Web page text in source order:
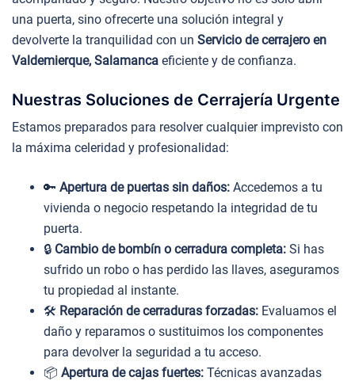
una puerta, sino ofrecerte una solución integral y
devolverte la tranquilidad con un Servicio de cerrajero en
Valdemierque, Salamanca eficiente y de confianza.
Nuestras Soluciones de Cerrajería Urgente
Estamos preparados para resolver cualquier imprevisto con
la máxima celeridad y profesionalidad:
🔑 Apertura de puertas sin daños: Accedemos a tu
vivienda o negocio respetando la integridad de tu
puerta.
🔒 Cambio de bombín o cerradura completa: Si has
sufrido un robo o has perdido las llaves, aseguramos
tu propiedad al instante.
🛠️ Reparación de cerraduras forzadas: Evaluamos el
daño y reparamos o sustituimos los componentes
para devolver la seguridad a tu acceso.
📦 Apertura de cajas fuertes: Técnicas avanzadas